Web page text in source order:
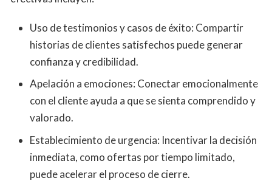
Uso de testimonios y casos de éxito: Compartir
historias de clientes satisfechos puede generar
confianza y credibilidad.
Apelación a emociones: Conectar emocionalmente
con el cliente ayuda a que se sienta comprendido y
valorado.
Establecimiento de urgencia: Incentivar la decisión
inmediata, como ofertas por tiempo limitado,
puede acelerar el proceso de cierre.